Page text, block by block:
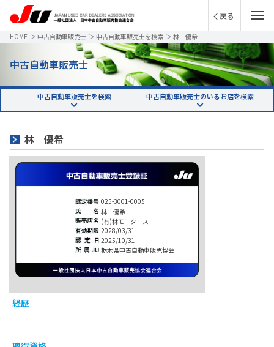
戻る
HOME ＞ 中古自動車販売士 ＞ 中古自動車販売士を検索 ＞ 林 優希
中古自動車販売士
中古自動車販売士を検索 中古自動車販売士のいるお店を検索
林 優希
025-3001-0005
林 優希
(有)林モータース
2028/03/31
2025/10/31
栃木県中古自動車販売協会
経歴